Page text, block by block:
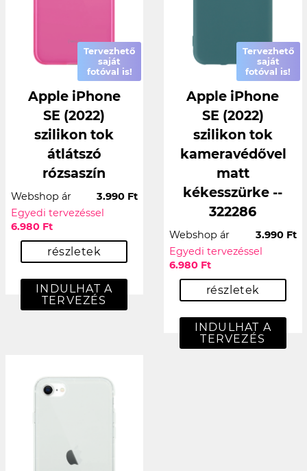
Tervezhető
saját
fotóval is!
Apple iPhone
SE (2022)
szilikon tok
átlátszó
rózsaszín
Webshop ár
3.990 Ft
Egyedi tervezéssel
6.980 Ft
részletek
INDULHAT A
TERVEZÉS
Tervezhető
saját
fotóval is!
Apple iPhone
SE (2022)
szilikon tok
kameravédővel
matt
kékesszürke --
322286
Webshop ár
3.990 Ft
Egyedi tervezéssel
6.980 Ft
részletek
INDULHAT A
TERVEZÉS